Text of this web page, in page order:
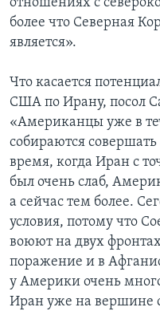
отношениях с
более что Северная
является».
Что касается
США по Ирану, посол
«Американцы уже в
собираются
время, когда Иран с
был очень слаб,
а сейчас тем более.
условия, потому что
воюют на двух
поражение и в
у Америки очень
Иран уже на вершине